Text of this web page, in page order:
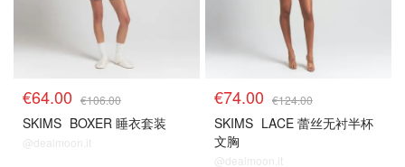
€64.00 €106.00
SKIMS BOXER 睡衣套装
@dealmoon.it
€74.00 €124.00
SKIMS LACE 蕾丝无衬半杯
文胸
@dealmoon.it